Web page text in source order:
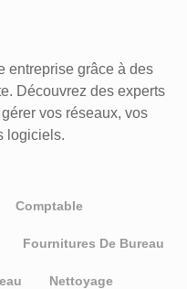
entreprise grâce à des
Découvrez des experts
vos réseaux, vos
logiciels.
Comptable
Fournitures De Bureau
Nettoyage